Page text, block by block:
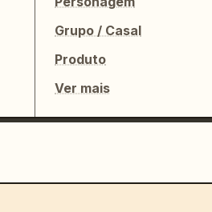
Grupo / Casal
Produto
Ver mais